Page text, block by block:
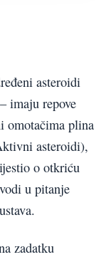
asteroidi
imaju repove
omotačima plina
asteroidi),
o otkriću
u pitanje
zadatku